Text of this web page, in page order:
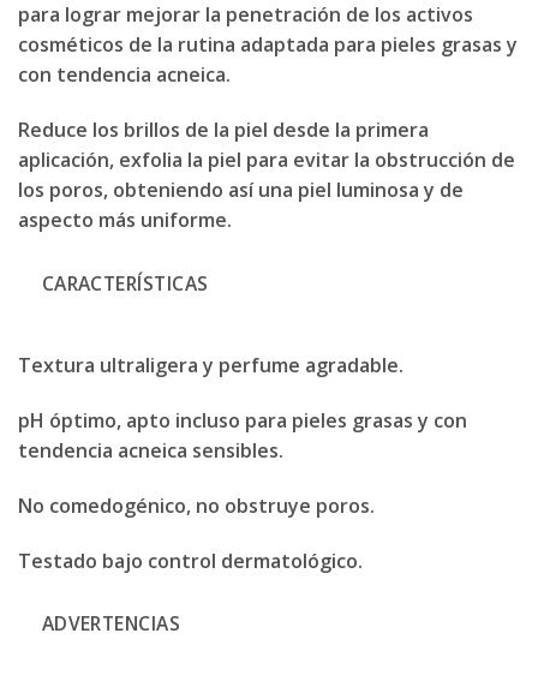
para lograr mejorar la penetración de los activos
cosméticos de la rutina adaptada para pieles grasas y
con tendencia acneica.
Reduce los brillos de la piel desde la primera
aplicación, exfolia la piel para evitar la obstrucción de
los poros, obteniendo así una piel luminosa y de
aspecto más uniforme.
CARACTERÍSTICAS
Textura ultraligera y perfume agradable.
pH óptimo, apto incluso para pieles grasas y con
tendencia acneica sensibles.
No comedogénico, no obstruye poros.
Testado bajo control dermatológico.
ADVERTENCIAS